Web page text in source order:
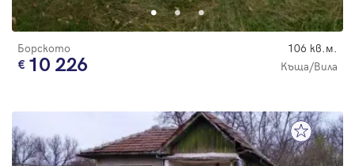
Борското 106 кв.м.
10 226 Къща/Вила